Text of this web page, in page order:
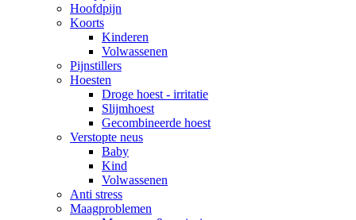
Hoofdpijn
Koorts
Kinderen
Volwassenen
Pijnstillers
Hoesten
Droge hoest - irritatie
Slijmhoest
Gecombineerde hoest
Verstopte neus
Baby
Kind
Volwassenen
Anti stress
Maagproblemen